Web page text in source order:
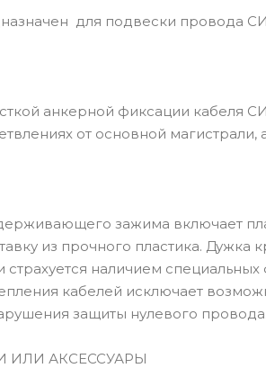
для подвески провода
анкерной фиксации кабеля
от основной магистрали,
зажима включает
из прочного пластика. Дужка
наличием
кабелей исключает
защиты нулевого провода.
ИЛИ АКСЕССУАРЫ